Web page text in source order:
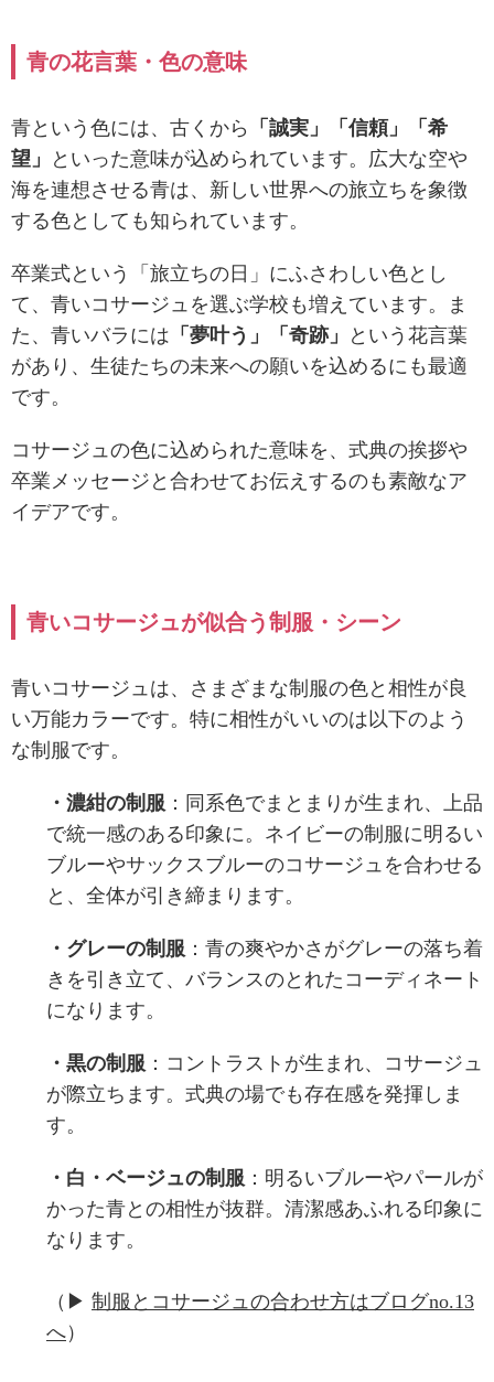
青の花言葉・色の意味
青という色には、古くから
「誠実」「信頼」「希
望」
といった意味が込められています。広大な空や
海を連想させる青は、新しい世界への旅立ちを象徴
する色としても知られています。
卒業式という「旅立ちの日」にふさわしい色とし
て、青いコサージュを選ぶ学校も増えています。ま
た、青いバラには 「夢叶う」「奇跡」
という花言葉
があり、生徒たちの未来への願いを込めるにも最適
です。
コサージュの色に込められた意味を、式典の挨拶や
卒業メッセージと合わせてお伝えするのも素敵なア
イデアです。
青いコサージュが似合う制服・シーン
青いコサージュは、さまざまな制服の色と相性が良
い万能カラーです。特に相性がいいのは以下のよう
な制服です。
・濃紺の制服 ：同系色でまとまりが生まれ、上品
で統一感のある印象に。ネイビーの制服に明るい
ブルーやサックスブルーのコサージュを合わせる
と、全体が引き締まります。
・グレーの制服 ：青の爽やかさがグレーの落ち着
きを引き立て、バランスのとれたコーディネート
になります。
・黒の制服 ：コントラストが生まれ、コサージュ
が際立ちます。式典の場でも存在感を発揮しま
す。
・白・ベージュの制服 ：明るいブルーやパールが
かった青との相性が抜群。清潔感あふれる印象に
なります。
（▶ 制服とコサージュの合わせ方はブログno.13
へ）